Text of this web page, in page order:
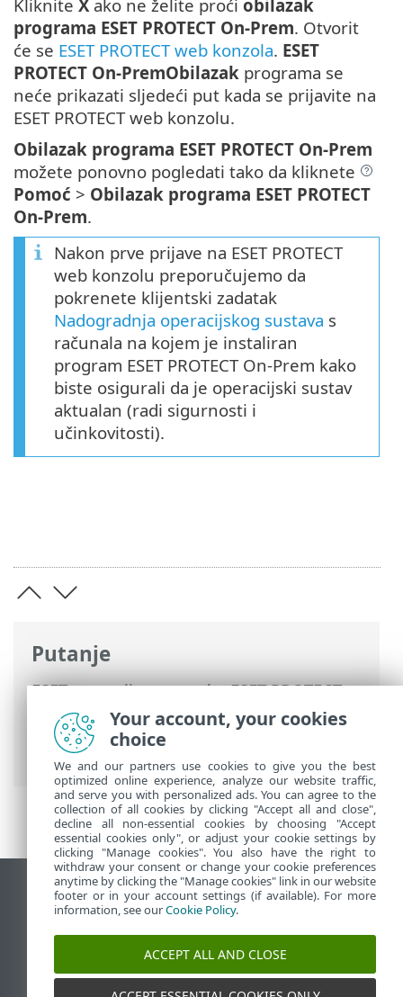
Putanje
ESET-ova online pomoć>ESET PROTECT
On-Prem
>Započni>ESET PROTECT Web-
konzola> Obilazak programa ESET
PROTECT On-Prem
Kliknite X ako ne želite proći obilazak
programa ESET PROTECT On-Prem. Otvorit
će se ESET PROTECT web konzola. ESET
PROTECT On-PremObilazak programa se
neće prikazati sljedeći put kada se prijavite na
ESET PROTECT web konzolu.
Obilazak programa ESET PROTECT On-Prem
možete ponovno pogledati tako da kliknete
Pomoć > Obilazak programa ESET PROTECT
On-Prem.
Nakon prve prijave na ESET PROTECT
web konzolu preporučujemo da
pokrenete klijentski zadatak
Nadogradnja operacijskog sustava s
računala na kojem je instaliran
program ESET PROTECT On-Prem kako
biste osigurali da je operacijski sustav
aktualan (radi sigurnosti i
učinkovitosti).
Prikaži stranicu za radnu površinu
End of Life
ESET-ova baza znanja
ESET Status Portal
Your account, your cookies
choice
We and our partners use cookies to give you the best
optimized online experience, analyze our website traffic,
and serve you with personalized ads. You can agree to the
collection of all cookies by clicking "Accept all and close",
decline all non-essential cookies by choosing "Accept
essential cookies only", or adjust your cookie settings by
clicking "Manage cookies". You also have the right to
withdraw your consent or change your cookie preferences
anytime by clicking the "Manage cookies" link in our website
footer or in your account settings (if available). For more
information, see ourCookie Policy.
ACCEPT ALL AND CLOSE